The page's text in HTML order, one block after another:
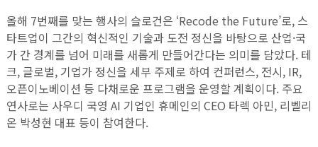
올해 7번째를 맞는 행사의 슬로건은 ‘Recode the Future’로, 스
타트업이 그간의 혁신적인 기술과 도전 정신을 바탕으로 산업·국
가 간 경계를 넘어 미래를 새롭게 만들어간다는 의미를 담았다. 테
크, 글로벌, 기업가 정신을 세부 주제로 하여 컨퍼런스, 전시, IR,
오픈이노베이션 등 다채로운 프로그램을 운영할 계획이다. 주요
연사로는 사우디 국영 AI 기업인 휴메인의 CEO 타렉 아민, 리벨리
온 박성현 대표 등이 참여한다.